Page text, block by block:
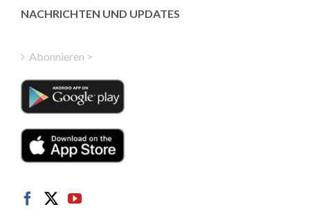
NACHRICHTEN UND UPDATES
Abonnieren >